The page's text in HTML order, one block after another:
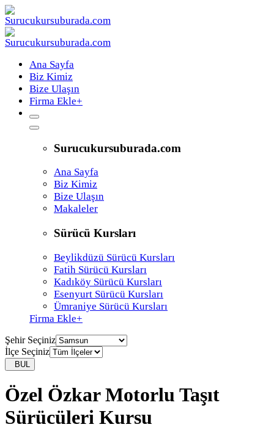
Ana Sayfa
Biz Kimiz
Bize Ulaşın
Firma Ekle+
Surucukursuburada.com
Ana Sayfa
Biz Kimiz
Bize Ulaşın
Makaleler
Sürücü Kursları
Beylikdüzü Sürücü Kursları
Fatih Sürücü Kursları
Kadıköy Sürücü Kursları
Esenyurt Sürücü Kursları
Ümraniye Sürücü Kursları
Firma Ekle+
Şehir Seçiniz
İlçe Seçiniz
BUL
Özel Özkar Motorlu Taşıt
Sürücüleri Kursu